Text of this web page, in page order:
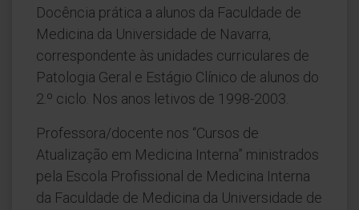
Docência prática a alunos da Faculdade de
Medicina da Universidade de Navarra,
correspondente às unidades curriculares de
Patologia Geral e Estágio Clínico de alunos do
2.º ciclo. Nos anos letivos de 1998-2003.
Professora/docente nos “Cursos de
Atualização em Medicina Interna” ministrados
pela Escola Profissional de Medicina Interna
da Faculdade de Medicina da Universidade de